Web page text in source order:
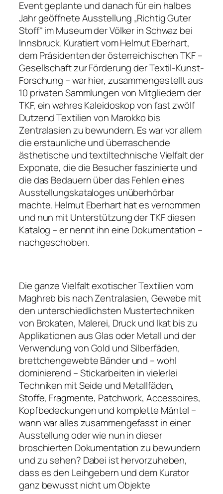
Event geplante und danach für ein halbes
Jahr geöffnete Ausstellung „Richtig Guter
Stoff“ im Museum der Völker in Schwaz bei
Innsbruck. Kuratiert vom Helmut Eberhart,
dem Präsidenten der österreichischen TKF –
Gesellschaft zur Förderung der Textil-Kunst-
Forschung – war hier, zusammengestellt aus
10 privaten Sammlungen von Mitgliedern der
TKF, ein wahres Kaleidoskop von fast zwölf
Dutzend Textilien von Marokko bis
Zentralasien zu bewundern. Es war vor allem
die erstaunliche und überraschende
ästhetische und textiltechnische Vielfalt der
Exponate, die die Besucher faszinierte und
die das Bedauern über das Fehlen eines
Ausstellungskataloges unüberhörbar
machte. Helmut Eberhart hat es vernommen
und nun mit Unterstützung der TKF diesen
Katalog – er nennt ihn eine Dokumentation –
nachgeschoben.
Die ganze Vielfalt exotischer Textilien vom
Maghreb bis nach Zentralasien, Gewebe mit
den unterschiedlichsten Mustertechniken
von Brokaten, Malerei, Druck und Ikat bis zu
Applikationen aus Glas oder Metall und der
Verwendung von Gold und Silberfäden,
brettchengewebte Bänder und – wohl
dominierend – Stickarbeiten in vielerlei
Techniken mit Seide und Metallfäden,
Stoffe, Fragmente, Patchwork, Accessoires,
Kopfbedeckungen und komplette Mäntel –
wann war alles zusammengefasst in einer
Ausstellung oder wie nun in dieser
broschierten Dokumentation zu bewundern
und zu sehen? Dabei ist hervorzuheben,
dass es den Leihgebern und dem Kurator
ganz bewusst nicht um Objekte